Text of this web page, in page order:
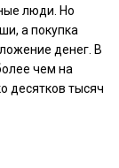
люди. Но
а покупка
денег. В
чем на
десятков тысяч